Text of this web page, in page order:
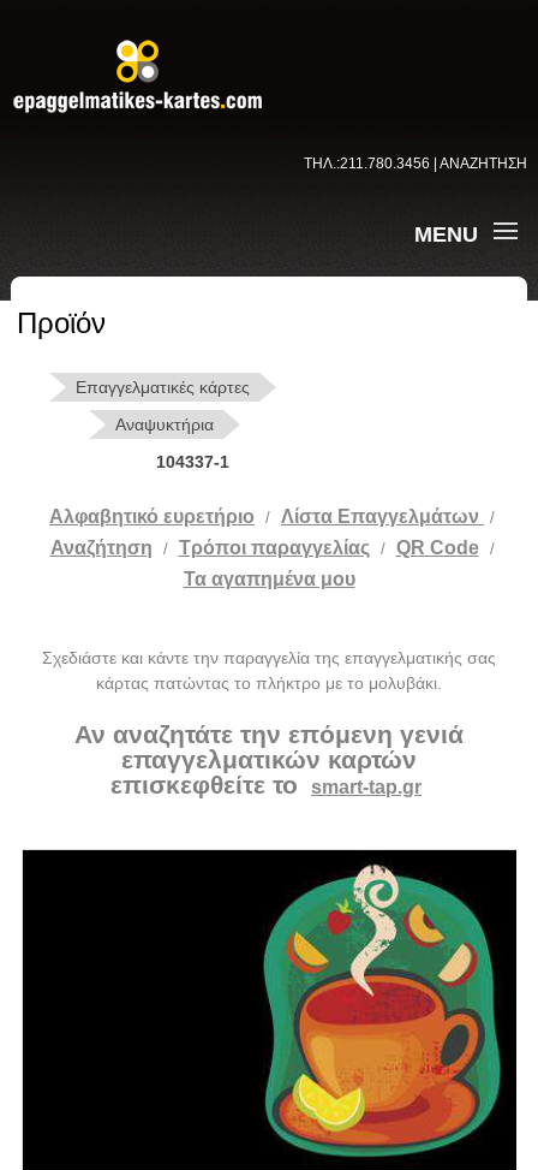
ΤΗΛ.:211.780.3456 | ΑΝΑΖΗΤΗΣΗ
MENU
Προϊόν
Επαγγελματικές κάρτες
Αναψυκτήρια
104337-1
Αλφαβητικό ευρετήριο / Λίστα Επαγγελμάτων /
Αναζήτηση / Tρόποι παραγγελίας / QR Code /
Τα αγαπημένα μου
Σχεδιάστε και κάντε την παραγγελία της επαγγελματικής σας
κάρτας πατώντας το πλήκτρο με το μολυβάκι.
Αν αναζητάτε την επόμενη γενιά
επαγγελματικών καρτών
επισκεφθείτε το
smart-tap.gr